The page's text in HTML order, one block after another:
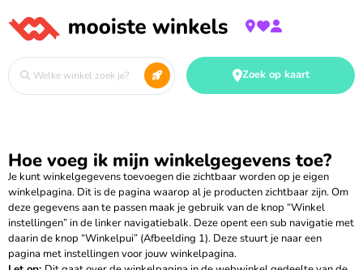
Zoek op kaart
Hoe voeg ik mijn winkelgegevens toe?
Je kunt winkelgegevens toevoegen die zichtbaar worden op je eigen
winkelpagina. Dit is de pagina waarop al je producten zichtbaar zijn. Om
deze gegevens aan te passen maak je gebruik van de knop “Winkel
instellingen” in de linker navigatiebalk. Deze opent een sub navigatie met
daarin de knop “Winkelpui” (Afbeelding 1). Deze stuurt je naar een
pagina met instellingen voor jouw winkelpagina.